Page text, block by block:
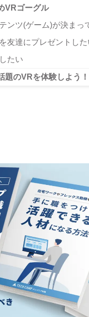
VRゴーグル
ンツ(ゲーム)が決まっ
友達にプレゼントした
たい
題のVRを体験しよう！